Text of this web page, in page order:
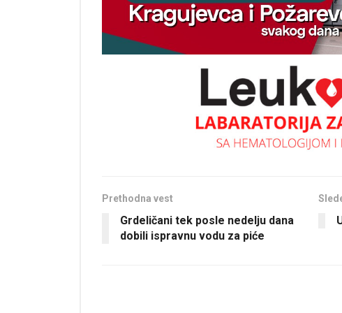
Prethodna vest
Grdeličani tek posle nedelju dana
dobili ispravnu vodu za piće